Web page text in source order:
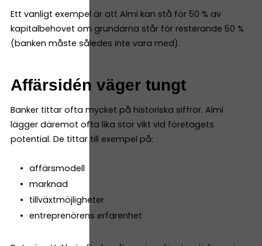
Ett vanligt exempel är att Almi kan stå för 50 % av
kapitalbehovet om grundarna står för resterande 50 %
(banken måste således inte vara med).
Affärsidén väger tungt
Banker tittar ofta mycket på historiska siffror. Almi
lägger däremot ofta lika stor vikt vid företagets
potential. De tittar till exempel på:
affärsmodell
marknad
tillväxtmöjligheter
entreprenörens erfarenhet